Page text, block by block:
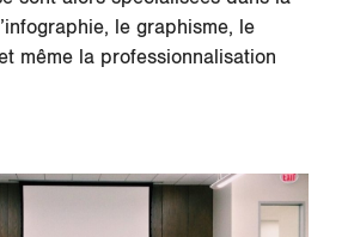
le graphisme, le
même la professionnalisation